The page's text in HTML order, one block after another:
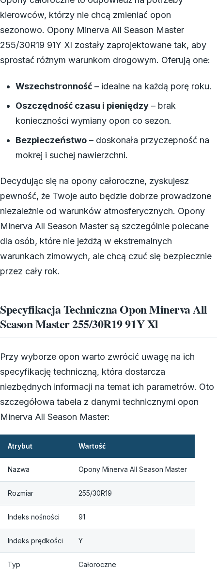
kierowców, którzy nie chcą zmieniać opon
sezonowo. Opony Minerva All Season Master
255/30R19 91Y Xl zostały zaprojektowane tak, aby
sprostać różnym warunkom drogowym. Oferują one:
Wszechstronność– idealne na każdą porę roku.
Oszczędność czasu i pieniędzy– brak
konieczności wymiany opon co sezon.
Bezpieczeństwo– doskonała przyczepność na
mokrej i suchej nawierzchni.
Decydując się na opony całoroczne, zyskujesz
pewność, że Twoje auto będzie dobrze prowadzone
niezależnie od warunków atmosferycznych. Opony
Minerva All Season Master są szczególnie polecane
dla osób, które nie jeżdżą w ekstremalnych
warunkach zimowych, ale chcą czuć się bezpiecznie
przez cały rok.
Specyfikacja Techniczna Opon Minerva All
Season Master 255/30R19 91Y Xl
Przy wyborze opon warto zwrócić uwagę na ich
specyfikację techniczną, która dostarcza
niezbędnych informacji na temat ich parametrów. Oto
szczegółowa tabela z danymi technicznymi opon
Minerva All Season Master:
Atrybut Wartość
Nazwa Opony Minerva All Season Master
Rozmiar 255/30R19
Indeks nośności 91
Indeks prędkości Y
Typ Całoroczne